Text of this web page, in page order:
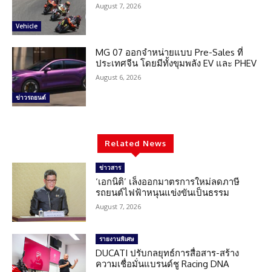
Vehicle
August 7, 2026
ข่าวรถยนต์
MG 07 ออกจำหน่ายแบบ Pre-Sales ที่
ประเทศจีน โดยมีทั้งขุมพลัง EV และ PHEV
August 6, 2026
Related News
ข่าวสาร
‘เอกนิติ’ เล็งออกมาตรการใหม่ลดภาษี
รถยนต์ไฟฟ้าหนุนแข่งขันเป็นธรรม
August 7, 2026
รายงานพิเศษ
DUCATI ปรับกลยุทธ์การสื่อสาร-สร้าง
ความเชื่อมั่นแบรนด์ชู Racing DNA